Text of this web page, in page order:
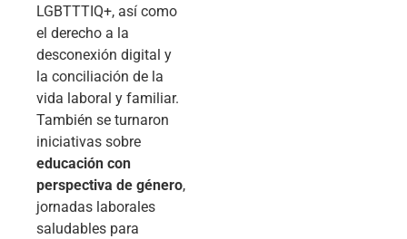
LGBTTTIQ+, así como
el derecho a la
desconexión digital y
la conciliación de la
vida laboral y familiar.
También se turnaron
iniciativas sobre
educación con
perspectiva de género,
jornadas laborales
saludables para